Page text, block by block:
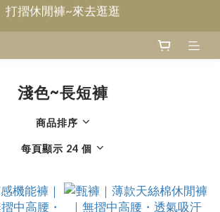
Welcome~甄褲
Welcome~甄褲
淺色~長短褲
商品排序
每頁顯示 24 個